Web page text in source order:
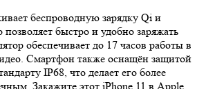
беспроводную зарядку Qi и
позволяет быстро и удобно заряжать
обеспечивает до 17 часов работы в
Смартфон также оснащён защитой
IP68, что делает его более
Закажите этот iPhone 11 в Apple